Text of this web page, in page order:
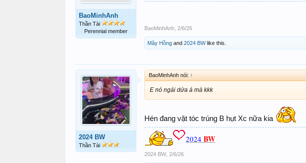
BaoMinhAnh
Thần Tài
Perennial member
BaoMinhAnh 2/6/26
Mây Hồng and 2024 BWlike this.
2024 BW
Thần Tài
BaoMinhAnh nói: ↑
E nó ngái dứa á mà kkk
Hén đang vặt tóc trúng B hụt Xc nữa kia
2024 BW
2024 BW 2/6/26